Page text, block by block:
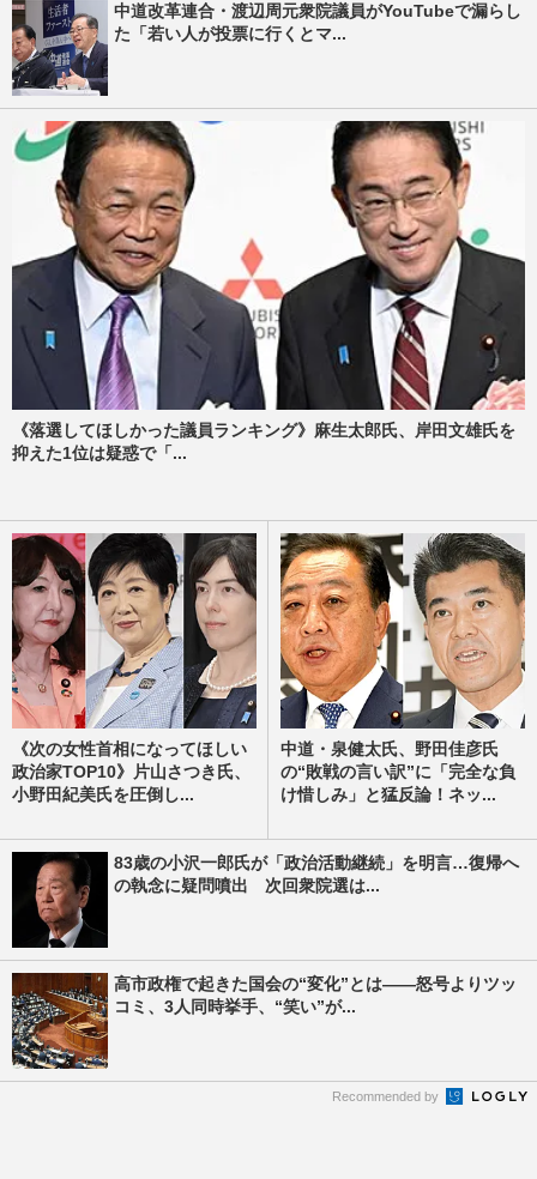
中道改革連合・渡辺周元衆院議員がYouTubeで漏らし
た「若い人が投票に行くとマ...
《落選してほしかった議員ランキング》麻生太郎氏、岸田文雄氏を
抑えた1位は疑惑で「...
《次の女性首相になってほしい
政治家TOP10》片山さつき氏、
小野田紀美氏を圧倒し...
中道・泉健太氏、野田佳彦氏
の“敗戦の言い訳”に「完全な負
け惜しみ」と猛反論！ネッ...
83歳の小沢一郎氏が「政治活動継続」を明言…復帰へ
の執念に疑問噴出 次回衆院選は...
高市政権で起きた国会の“変化”とは――怒号よりツッ
コミ、3人同時挙手、“笑い”が...
Recommended by